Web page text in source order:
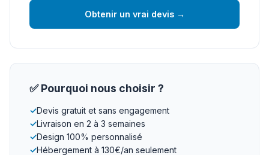
Obtenir un vrai devis →
✅ Pourquoi nous choisir ?
✓Devis gratuit et sans engagement
✓Livraison en 2 à 3 semaines
✓Design 100% personnalisé
✓Hébergement à 130€/an seulement